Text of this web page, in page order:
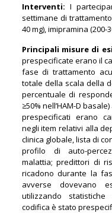
Interventi: I
settimane di
40 mg), imipramina (200-
Principali misure di
prespecificate erano il
fase di trattamento
totale della scala della
percentuale di
≥50% nell’HAM-D
prespecificati erano
negli item relativi alla
clinica globale, lista di
profilo di auto-
malattia; predittori di
ricadono durante la
avverse dovevano
utilizzando
codifica è stato